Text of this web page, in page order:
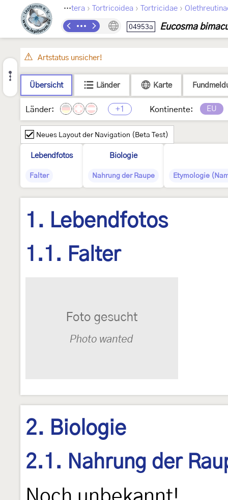
Lepidoptera › Tortricoidea › Tortricidae ›
04953a Eucosma
Artstatus unsicher!
Übersicht Länder Karte
Länder: +1 Kontinente: EU
Neues Layout der Navigation (Beta Test)
Lebendfotos
Falter
Biologie
Nahrung der Raupe Etymologie
1. Lebendfotos
1.1. Falter
2. Biologie
2.1. Nahrung der